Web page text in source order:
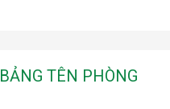
BẢNG TÊN PHÒNG